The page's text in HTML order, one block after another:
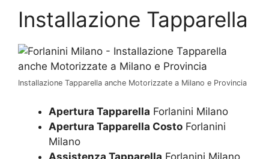
Installazione Tapparella
Installazione Tapparella anche Motorizzate a Milano e Provincia
Apertura Tapparella Forlanini Milano
Apertura Tapparella Costo Forlanini
Milano
Assistenza Tapparella Forlanini Milano